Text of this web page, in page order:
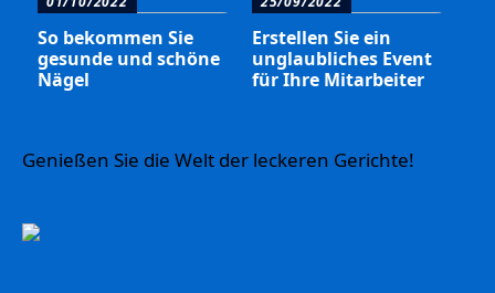
So bekommen Sie
gesunde und schöne
Nägel
Erstellen Sie ein
unglaubliches Event
für Ihre Mitarbeiter
Genießen Sie die Welt der leckeren Gerichte!